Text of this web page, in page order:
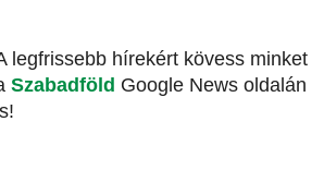
legfrissebb hírekért kövess minket
Szabadföld Google News oldalán